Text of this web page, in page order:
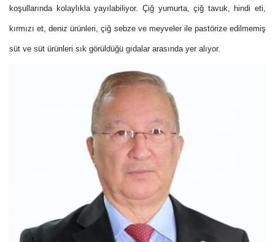
koşullarında kolaylıkla yayılabiliyor. Çiğ yumurta, çiğ tavuk, hindi eti,
kırmızı et, deniz ürünleri, çiğ sebze ve meyveler ile pastörize edilmemiş
süt ve süt ürünleri sık görüldüğü gıdalar arasında yer alıyor.